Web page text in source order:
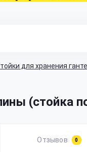
для хранения
(стойка
Отзывов 0